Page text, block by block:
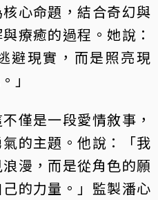
心命題，結合奇幻與
療癒的過程。她說：
避現實，而是照亮現
」
僅是一段愛情敘事，
的主題。他說：「我
漫，而是從角色的願
的力量。」監製潘心